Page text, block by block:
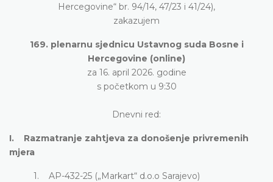
Hercegovine“ br. 94/14, 47/23 i 41/24),
zakazujem
169. plenarnu sjednicu Ustavnog suda Bosne i
Hercegovine (online)
za 16. april 2026. godine
s početkom u 9:30
Dnevni red:
I. Razmatranje zahtjeva za donošenje privremenih
mjera
1. AP-432-25 („Markart“ d.o.o Sarajevo)